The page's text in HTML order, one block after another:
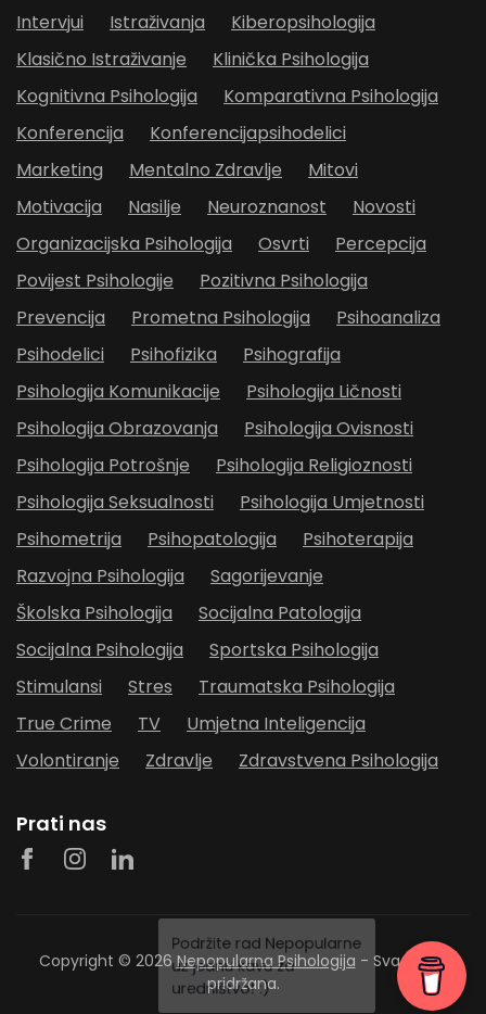
Intervjui
Istraživanja
Kiberopsihologija
Klasično Istraživanje
Klinička Psihologija
Kognitivna Psihologija
Komparativna Psihologija
Konferencija
Konferencijapsihodelici
Marketing
Mentalno Zdravlje
Mitovi
Motivacija
Nasilje Neuroznanost
Novosti
Organizacijska Psihologija
Osvrti
Percepcija
Povijest Psihologije
Pozitivna Psihologija
Prevencija
Prometna Psihologija
Psihoanaliza
Psihodelici
Psihofizika
Psihografija
Psihologija Komunikacije
Psihologija Ličnosti
Psihologija Obrazovanja
Psihologija Ovisnosti
Psihologija Potrošnje
Psihologija Religioznosti
Psihologija Seksualnosti
Psihologija Umjetnosti
Psihometrija
Psihopatologija
Psihoterapija
Razvojna Psihologija
Sagorijevanje
Školska Psihologija
Socijalna Patologija
Socijalna Psihologija
Sportska Psihologija
Stimulansi
Stres
Traumatska Psihologija
True Crime
TV
Umjetna Inteligencija
Volontiranje
Zdravlje Zdravstvena Psihologija
Prati nas
Copyright © 2026Nepopularna Psihologija - Sva prava
pridržana.